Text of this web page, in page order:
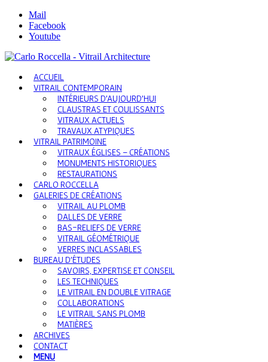
Mail
Facebook
Youtube
ACCUEIL
VITRAIL CONTEMPORAIN
INTÉRIEURS D’AUJOURD’HUI
CLAUSTRAS ET COULISSANTS
VITRAUX ACTUELS
TRAVAUX ATYPIQUES
VITRAIL PATRIMOINE
VITRAUX ÉGLISES – CRÉATIONS
MONUMENTS HISTORIQUES
RESTAURATIONS
CARLO ROCCELLA
GALERIES DE CRÉATIONS
VITRAIL AU PLOMB
DALLES DE VERRE
BAS-RELIEFS DE VERRE
VITRAIL GÉOMÉTRIQUE
VERRES INCLASSABLES
BUREAU D’ÉTUDES
SAVOIRS, EXPERTISE ET CONSEIL
LES TECHNIQUES
LE VITRAIL EN DOUBLE VITRAGE
COLLABORATIONS
LE VITRAIL SANS PLOMB
MATIÈRES
ARCHIVES
CONTACT
MENU